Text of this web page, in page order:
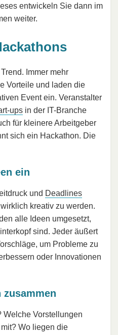
entwickeln Sie dann im
weiter.
Immer mehr
Vorteile und laden die
Event ein. Veranstalter
ups in der IT-Branche
für kleinere Arbeitgeber
sich ein Hackathon. Die
ein
und Deadlines
kreativ zu werden.
alle Ideen umgesetzt,
sind. Jeder äußert
um Probleme zu
oder Innovationen
zusammen
Welche Vorstellungen
Wo liegen die